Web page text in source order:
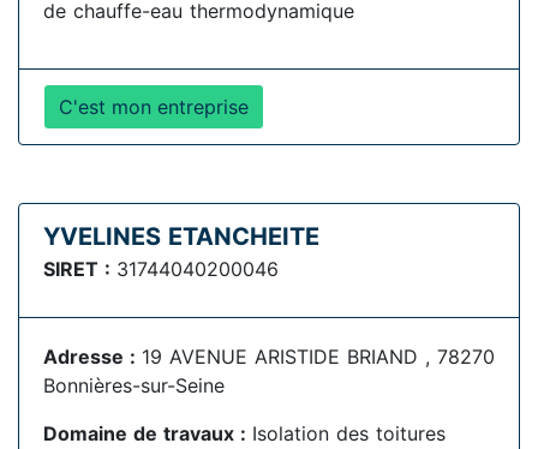
de chauffe-eau thermodynamique
C'est mon entreprise
YVELINES ETANCHEITE
SIRET : 31744040200046
Adresse : 19 AVENUE ARISTIDE BRIAND , 78270
Bonnières-sur-Seine
Domaine de travaux : Isolation des toitures